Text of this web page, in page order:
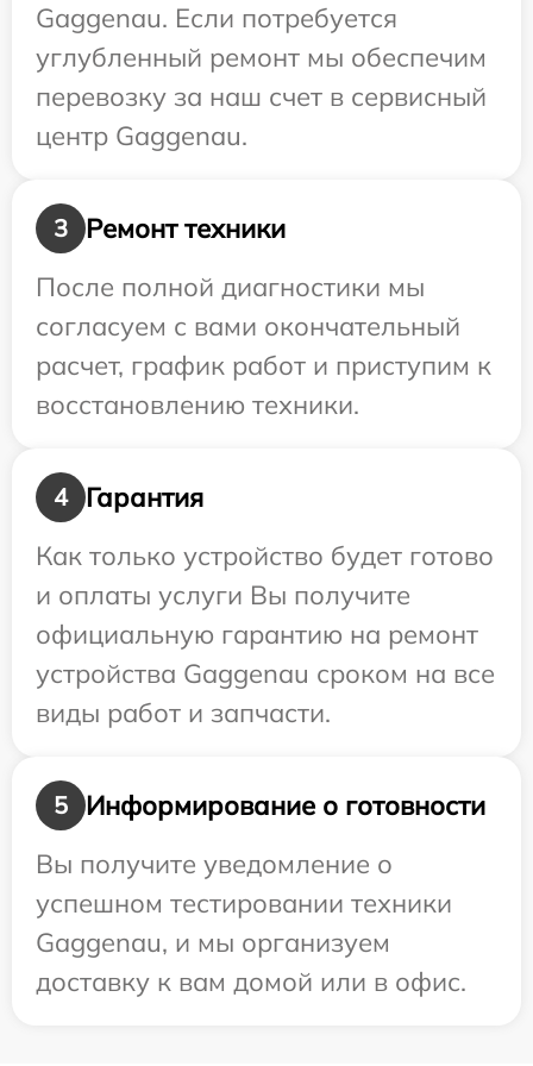
Gaggenau. Если потребуется
углубленный ремонт мы обеспечим
перевозку за наш счет в сервисный
центр Gaggenau.
3
Ремонт техники
После полной диагностики мы
согласуем с вами окончательный
расчет, график работ и приступим к
восстановлению техники.
4
Гарантия
Как только устройство будет готово
и оплаты услуги Вы получите
официальную гарантию на ремонт
устройства Gaggenau сроком на все
виды работ и запчасти.
5
Информирование о готовности
Вы получите уведомление о
успешном тестировании техники
Gaggenau, и мы организуем
доставку к вам домой или в офис.